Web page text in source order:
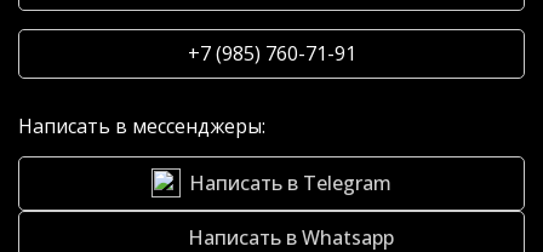
+7 (985) 760-71-91
Написать в мессенджеры:
Написать в Telegram
Написать в Whatsapp